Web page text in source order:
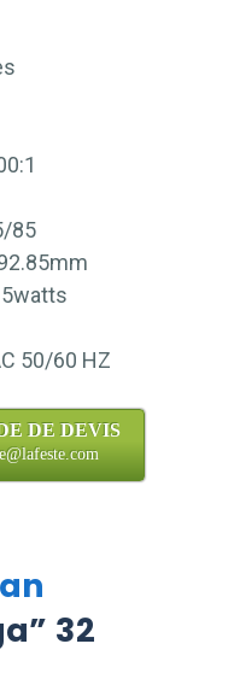
85
50/60 HZ
DE DEVIS
32